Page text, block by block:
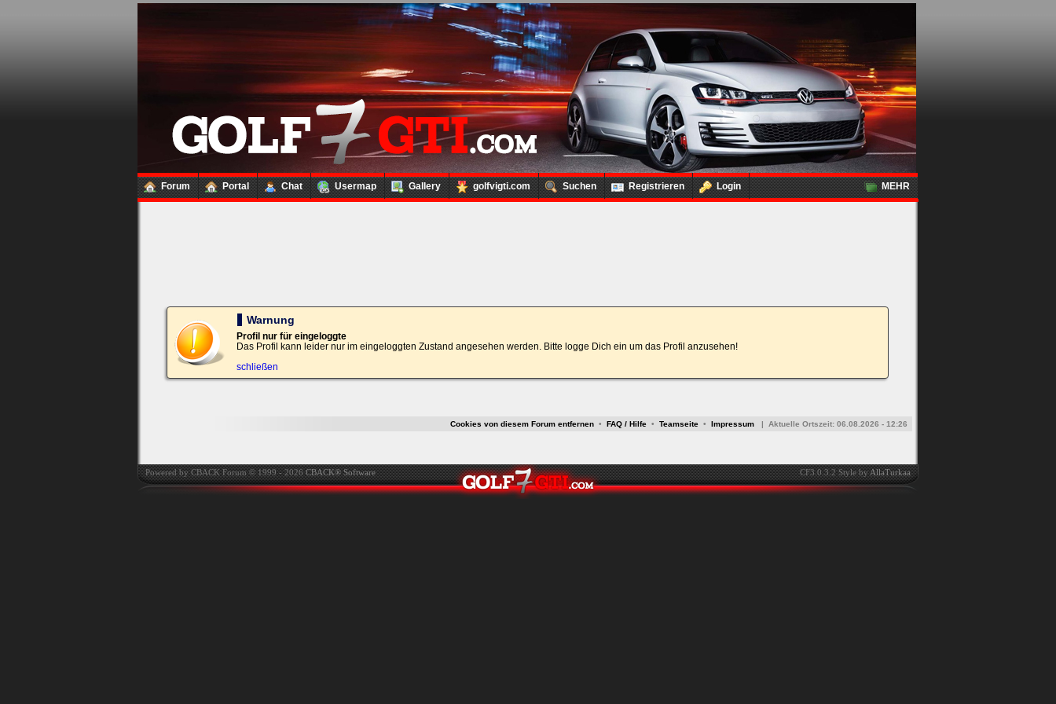
Forum Portal Chat Usermap Gallery golfvigti.com Suchen Registrieren Login MEHR
Loginbox
Trage
bitte
in
die
nachfolgenden
Felder
Deinen
Benutzernamen
und
Kennwort
ein,
um
Bei jedem Besuch
automatisch einloggen.
Warnung
Profil nur für eingeloggte
Das Profil kann leider nur im eingeloggten Zustand angesehen werden. Bitte logge Dich ein um das Profil anzusehen!
schließen
Cookies von diesem Forum entfernen • FAQ / Hilfe • Teamseite • Impressum | Aktuelle Ortszeit: 06.08.2026 - 12:26
Powered by CBACK Forum © 1999 - 2026CBACK® Software CF3.0.3.2 Style byAllaTurkaa